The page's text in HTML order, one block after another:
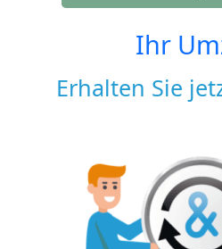
Ihr
Erhalten Sie